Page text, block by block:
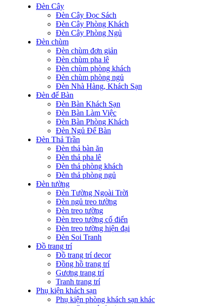
Đèn Cây
Đèn Cây Đọc Sách
Đèn Cây Phòng Khách
Đèn Cây Phòng Ngủ
Đèn chùm
Đèn chùm đơn giản
Đèn chùm pha lê
Đèn chùm phòng khách
Đèn chùm phòng ngủ
Đèn Nhà Hàng, Khách Sạn
Đèn để Bàn
Đèn Bàn Khách Sạn
Đèn Bàn Làm Việc
Đèn Bàn Phòng Khách
Đèn Ngủ Để Bàn
Đèn Thả Trần
Đèn thả bàn ăn
Đèn thả pha lê
Đèn thả phòng khách
Đèn thả phòng ngủ
Đèn tường
Đèn Tường Ngoài Trời
Đèn ngủ treo tường
Đèn treo tường
Đèn treo tường cổ điển
Đèn treo tường hiện đại
Đèn Soi Tranh
Đồ trang trí
Đồ trang trí decor
Đồng hồ trang trí
Gương trang trí
Tranh trang trí
Phụ kiện khách sạn
Phụ kiện phòng khách sạn khác